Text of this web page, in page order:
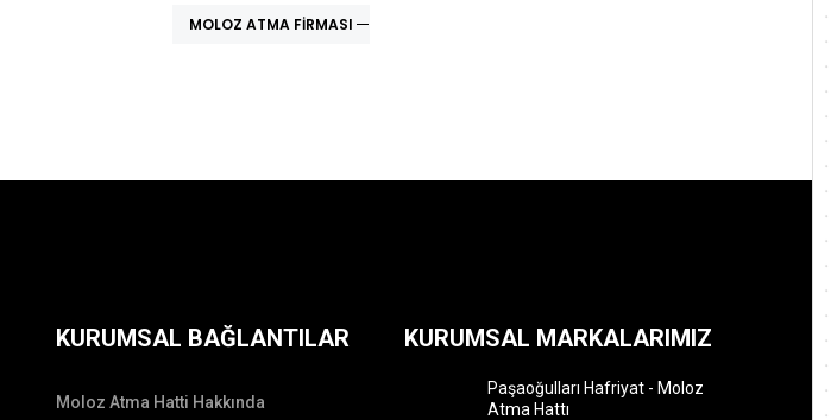
MOLOZ ATMA FIRMASI
KURUMSAL BAĞLANTILAR
Moloz Atma Hatti Hakkında
KURUMSAL MARKALARIMIZ
Paşaoğulları Hafriyat - Moloz
Atma Hattı